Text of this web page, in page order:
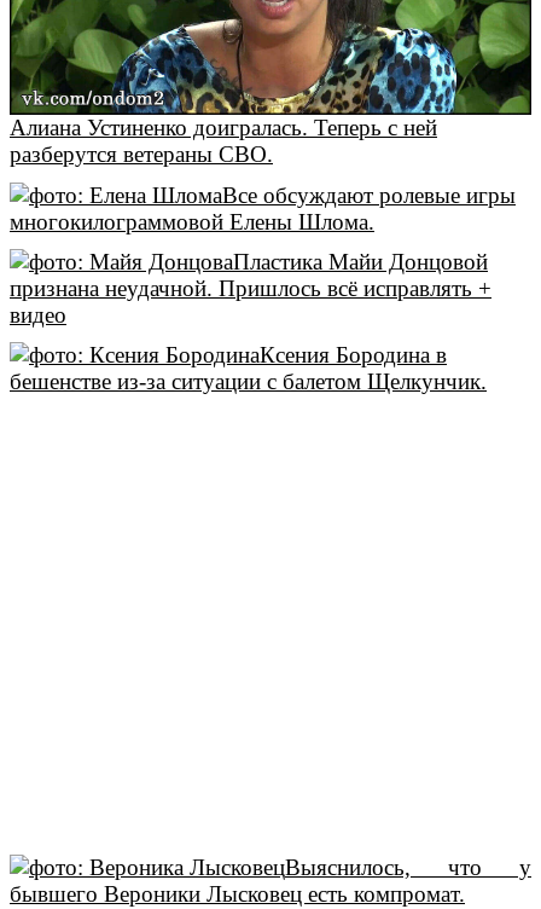
Алиана Устиненко доигралась. Теперь с ней
разберутся ветераны СВО.
Все обсуждают ролевые игры
многокилограммовой Елены Шлома.
Пластика Майи Донцовой
признана неудачной. Пришлось всё исправлять +
видео
Ксения Бородина в
бешенстве из-за ситуации с балетом Щелкунчик.
Выяснилось, что у
бывшего Вероники Лысковец есть компромат.